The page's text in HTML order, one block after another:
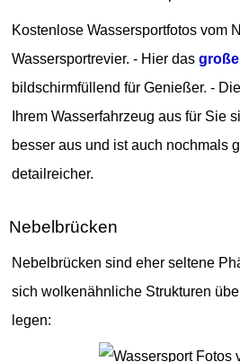
Kostenlose Wassersportfotos vom
Wassersportrevier. - Hier das
bildschirmfüllend für Genießer. -
Ihrem Wasserfahrzeug aus für Sie
besser aus und ist auch nochmals
detailreicher.
Nebelbrücken
Nebelbrücken sind eher seltene
sich wolkenähnliche Strukturen
legen: